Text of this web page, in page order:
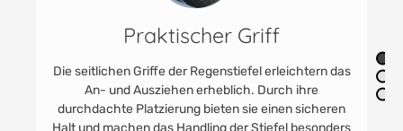
Regenstiefel erleichtern das
erheblich. Durch ihre
bieten sie einen sicheren
Handling der Stiefel besonders
Praktisch
Die Regenstiefel
Filzinnenschuh,